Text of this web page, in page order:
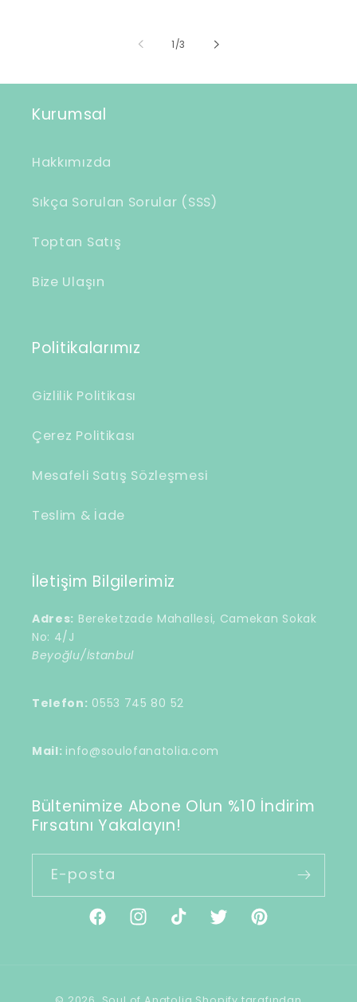
1//3
Kurumsal
Hakkımızda
Sıkça Sorulan Sorular (SSS)
Toptan Satış
Bize Ulaşın
Politikalarımız
Gizlilik Politikası
Çerez Politikası
Mesafeli Satış Sözleşmesi
Teslim & İade
İletişim Bilgilerimiz
Adres: Bereketzade Mahallesi, Camekan Sokak
No: 4/J
Beyoğlu/İstanbul
Telefon: 0553 745 80 52
Mail: info@soulofanatolia.com
Bültenimize Abone Olun %10 İndirim
Fırsatını Yakalayın!
E-posta
FacebookInstagramTikTokTwitterPinterest